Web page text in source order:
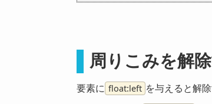
周りこみを解
要素に float:left を与えると解